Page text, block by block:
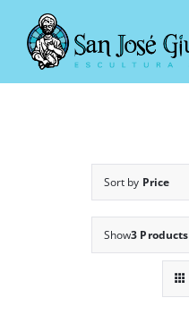
content
Nuestra Empresa
Experiencia
Sort by Price
Show3 Products